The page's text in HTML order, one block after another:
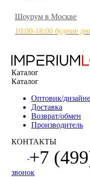
Шоурум в Москве
10:00-18:00 будние
Каталог
Каталог
Оптовик/
Доставка
Возврат/обмен
Производитель
КОНТАКТЫ
+7
звонок